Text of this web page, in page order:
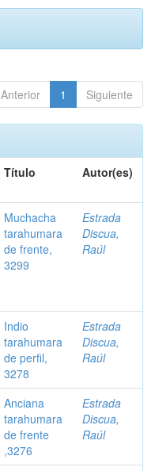
Anterior 1 Siguiente
Título Autor(es)
Muchacha
tarahumara
de frente,
3299
Estrada
Discua,
Raúl
Indio
tarahumara
de perfil,
3278
Estrada
Discua,
Raúl
Anciana
tarahumara
de frente
,3276
Estrada
Discua,
Raúl